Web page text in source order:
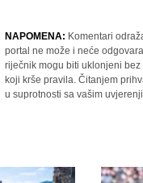
NAPOMENA: Komentari
portal ne može i neće
riječnik mogu biti uklonjeni
koji krše pravila. Čitanjem
u suprotnosti sa vašim